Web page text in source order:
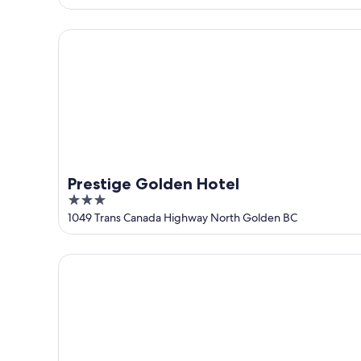
ago
of
5
Prestige Golden Hotel
3
out
of
5
1049 Trans Canada Highway North Golden BC
Prestige Golden Hotel
Lodge and Lantern